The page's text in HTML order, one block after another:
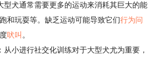
型犬通常需要更多的运动来消耗其巨大的能
和玩耍等。缺乏运动可能导致它们行为问
吠叫 。
小进行社交化训练对于大型犬尤为重要，